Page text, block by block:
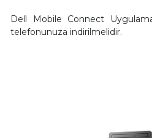
Dell Mobile Connect
telefonunuza indirilmelidir.